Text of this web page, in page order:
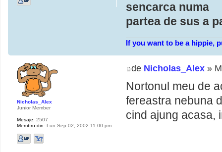
sencarca numa
partea de sus a
If you want to be a hippie,
de Nicholas_Alex »
Nortonul meu de
fereastra nebuna
cind ajung acasa,
Nicholas_Alex
Junior Member
Mesaje: 2507
Membru din: Lun Sep 02, 2002 11:00 pm